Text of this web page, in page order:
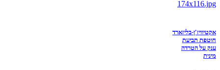
אקטיוויז'ן-בליזארד
חוטפת תביעת
ענק על הטרדה
מינית